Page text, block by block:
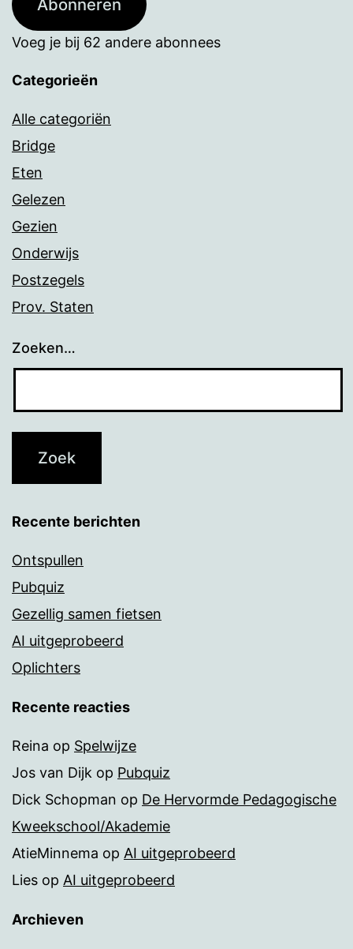
Abonneren
Voeg je bij 62 andere abonnees
Categorieën
Alle categoriën
Bridge
Eten
Gelezen
Gezien
Onderwijs
Postzegels
Prov. Staten
Zoeken…
Recente berichten
Ontspullen
Pubquiz
Gezellig samen fietsen
AI uitgeprobeerd
Oplichters
Recente reacties
Reina op Spelwijze
Jos van Dijk op Pubquiz
Dick Schopman op De Hervormde Pedagogische
Kweekschool/Akademie
AtieMinnema op AI uitgeprobeerd
Lies op AI uitgeprobeerd
Archieven